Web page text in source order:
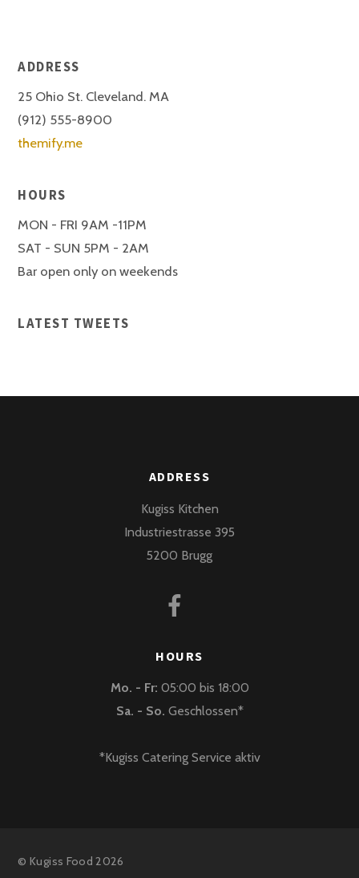
ADDRESS
25 Ohio St. Cleveland. MA
(912) 555-8900
themify.me
HOURS
MON - FRI 9AM -11PM
SAT - SUN 5PM - 2AM
Bar open only on weekends
LATEST TWEETS
ADDRESS
Kugiss Kitchen
Industriestrasse 395
5200 Brugg
HOURS
Mo. - Fr: 05:00 bis 18:00
Sa. - So. Geschlossen*
*Kugiss Catering Service aktiv
©Kugiss Food 2026